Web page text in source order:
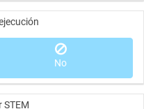
No